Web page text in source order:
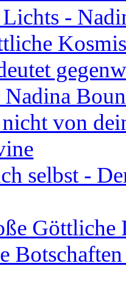
Lichts -
Boun
von
selbst -